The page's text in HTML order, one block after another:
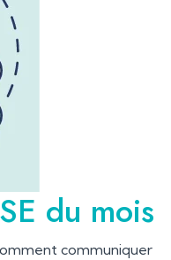
du mois
communiquer